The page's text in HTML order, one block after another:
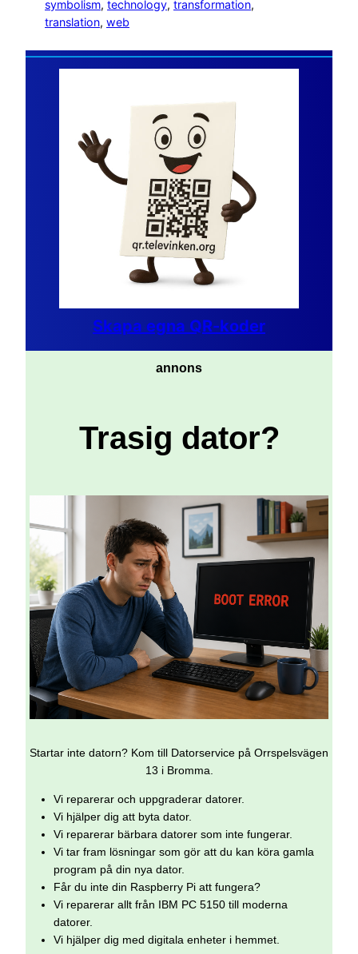
symbolism, technology, transformation
translation, web
Skapa egna QR-koder
annons
Trasig dator?
Startar inte datorn? Kom till Datorservice på Orrspelsvägen
13 i Bromma.
Vi reparerar och uppgraderar datorer.
Vi hjälper dig att byta dator.
Vi reparerar bärbara datorer som inte fungerar.
Vi tar fram lösningar som gör att du kan köra gamla
program på din nya dator.
Får du inte din Raspberry Pi att fungera?
Vi reparerar allt från IBM PC 5150 till moderna
datorer.
Vi hjälper dig med digitala enheter i hemmet.